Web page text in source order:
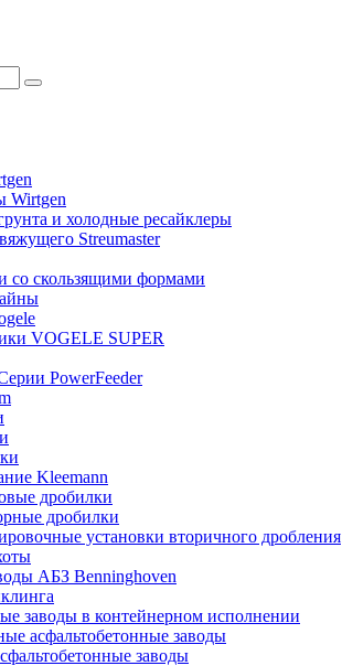
Wirtgen
и холодные ресайклеры
Streumaster
со скользящими формами
VOGELE SUPER
PowerFeeder
Kleemann
дробилки
дробилки
установки вторичного дробления
АБЗ Benninghoven
заводы в контейнерном исполнении
асфальтобетонные заводы
заводы